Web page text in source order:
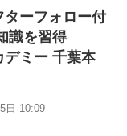
ーフォロー付
識を習得
ミー 千葉本
日 10:09